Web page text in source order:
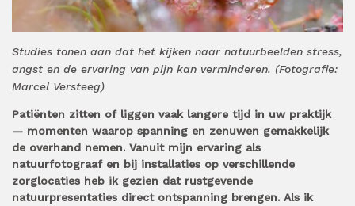
Studies tonen aan dat het kijken naar natuurbeelden stress,
angst en de ervaring van pijn kan verminderen. (Fotografie:
Marcel Versteeg)
Patiënten zitten of liggen vaak langere tijd in uw praktijk
— momenten waarop spanning en zenuwen gemakkelijk
de overhand nemen. Vanuit mijn ervaring als
natuurfotograaf en bij installaties op verschillende
zorglocaties heb ik gezien dat rustgevende
natuurpresentaties direct ontspanning brengen. Als ik